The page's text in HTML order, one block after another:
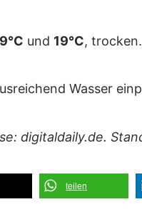
und 19°C,
Wasser
digitaldaily.de.
teilen